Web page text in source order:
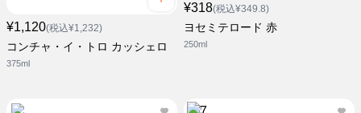
¥1,120(税込¥1,232)
コンチャ・イ・トロ カッシェロ
375ml
¥318(税込¥349.8)
ヨセミテロード 赤
250ml